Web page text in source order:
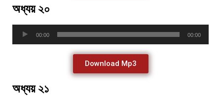
অধ্যয় ২০
00:00 00:00
Download Mp3
অধ্যয় ২১